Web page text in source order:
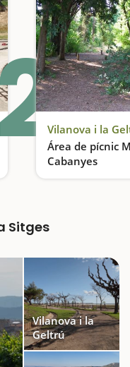
Vilanova i la
Área de pícnic
Cabanyes
Sitges
Vilanova i la
Geltrú